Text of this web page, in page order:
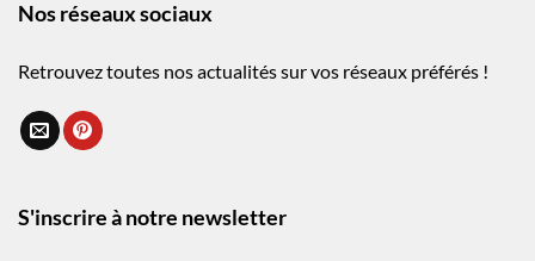
Nos réseaux sociaux
Retrouvez toutes nos actualités sur vos réseaux préférés !
S'inscrire à notre newsletter